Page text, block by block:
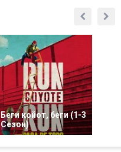
Беги койот, беги (1-3
Сезон)